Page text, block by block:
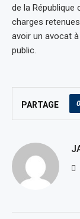
de la République
charges
avoir un avocat
public.
PARTAGE 0